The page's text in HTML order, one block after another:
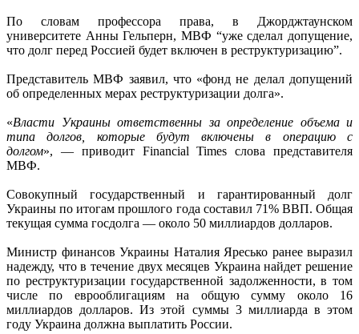
По словам профессора права, в Джорджтаунском
университете Анны Гельперн, МВФ “уже сделал допущение,
что долг перед Россией будет включен в реструктуризацию”.
Представитель МВФ заявил, что «фонд не делал допущений
об определенных мерах реструктуризации долга».
«Власти Украины ответственны за определение объема и
типа долгов, которые будут включены в операцию с
долгом», — приводит Financial Times слова представителя
МВФ.
Совокупный государственный и гарантированный долг
Украины по итогам прошлого года составил 71% ВВП. Общая
текущая сумма госдолга — около 50 миллиардов долларов.
Министр финансов Украины Наталия Яресько ранее выразил
надежду, что в течение двух месяцев Украина найдет решение
по реструктуризации государственной задолженности, в том
числе по еврооблигациям на общую сумму около 16
миллиардов долларов. Из этой суммы 3 миллиарда в этом
году Украина должна выплатить России.